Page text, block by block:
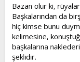
Bazan olur ki,
Başkalarından da
hiç kimse bunu
kelimesine,
başkalarına
şeklidir.